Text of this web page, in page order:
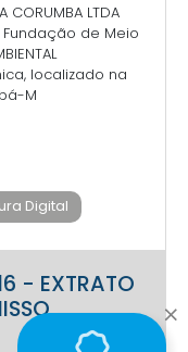
CORUMBA LTDA
de Meio
localizado na
M
Digital
- EXTRATO